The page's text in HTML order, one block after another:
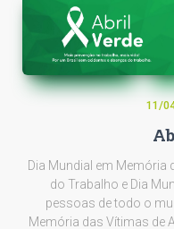
11/
Dia Mundial em Memória
do Trabalho e Dia
pessoas de todo o
Memória das Vítimas de